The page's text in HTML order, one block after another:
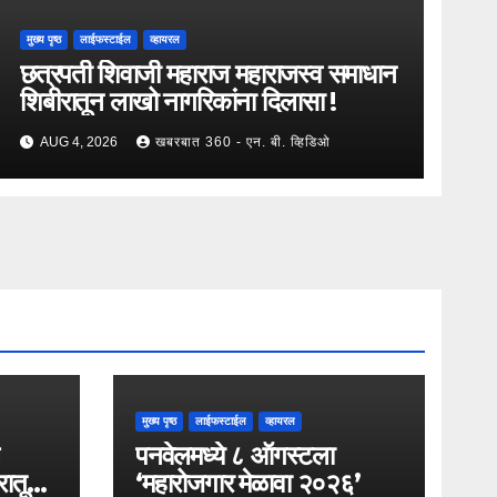
मुख्य पृष्ठ लाईफस्टाईल व्हायरल
छत्रपती शिवाजी महाराज महाराजस्व समाधान
शिबीरातून लाखो नागरिकांना दिलासा !
AUG 4, 2026 खबरबात 360 - एन. बी. व्हिडिओ
मुख्य पृष्ठ लाईफस्टाईल व्हायरल
पनवेलमध्ये ८ ऑगस्टला
‘महारोजगार मेळावा २०२६’